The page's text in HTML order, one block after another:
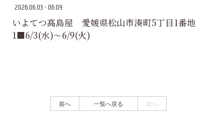
2026.06.03 - 06.09
いよてつ髙島屋 愛媛県松山市湊町5丁目1番地
1■6/3(水)～6/9(火)
前へ 一覧へ戻る 次へ